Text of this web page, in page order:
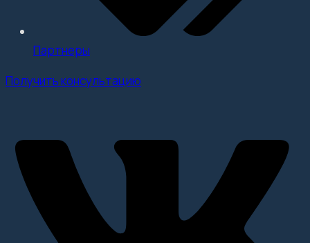
Партнеры
Получить консультацию